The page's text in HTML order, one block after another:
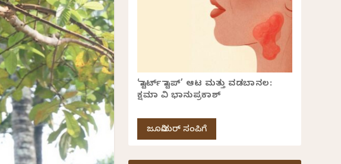
‘ಸ್ಟಾರ್ಟ್ ಸ್ಟಾಪ್’ ಆಟ ಮತ್ತು ವಡಬಾನಲ:
ಕ್ಷಮಾ ವಿ ಭಾನುಪ್ರಕಾಶ್
ಜೂನಿಯರ್ ಸಂಪಿಗೆ